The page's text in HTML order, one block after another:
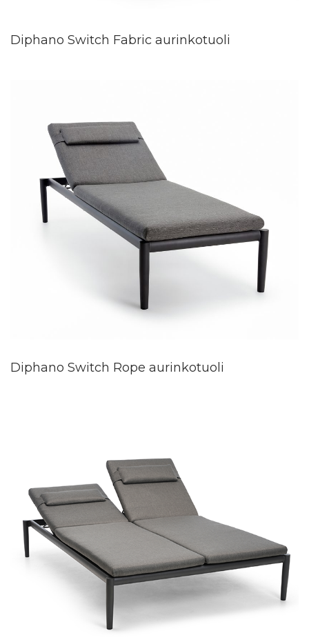
Diphano Switch Fabric aurinkotuoli
Diphano Switch Rope aurinkotuoli